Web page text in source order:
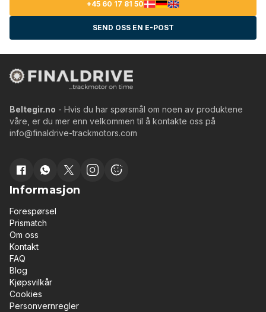
+45 60 17 81 50
SEND OSS EN E-POST
Beltegir.no - Hvis du har spørsmål om noen av produktene
våre, er du mer enn velkommen til å kontakte oss på
info@finaldrive-trackmotors.com
Informasjon
Forespørsel
Prismatch
Om oss
Kontakt
FAQ
Blog
Kjøpsvilkår
Cookies
Personvernregler